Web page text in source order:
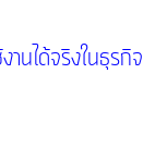
นได้จริงในธุรกิจ